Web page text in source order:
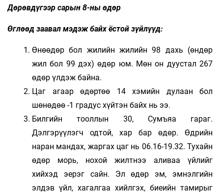
Дөрөвдүгээр сарын 8-ны өдөр
Өглөөд заавал мэдэж байх ёстой зүйлүүд:
Өнөөдөр бол жилийн жилийн 98 дахь (өндөр
жил бол 99 дэх) өдөр юм. Мөн он дуустал 267
өдөр үлдэж байна.
Цаг агаар өдөртөө 14 хэмийн дулаан бол
шөнөдөө -1 градус хүйтэн байх нь ээ.
Билгийн тооллын 30, Сумъяа гараг.
Дэлгэрүүлэгч одтой, хар бар өдөр. Өдрийн
наран мандах, жаргах цаг нь 06.16-19.32. Тухайн
өдөр морь, нохой жилтнээ аливаа үйлийг
хийхэд эерэг сайн. Эл өдөр эм, эмнэлгийн
элдэв үйл, хагалгаа хийлгэх, биеийн тамирыг